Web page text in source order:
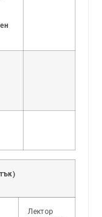
Лектор